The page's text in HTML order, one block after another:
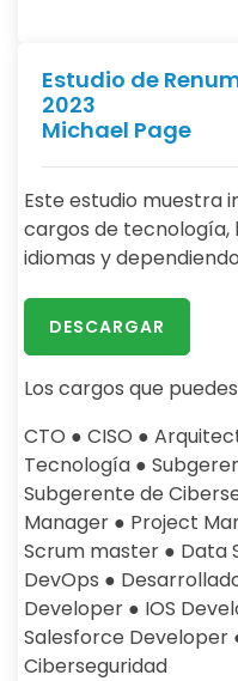
Estudio de
2023
Michael Page
Este estudio muestra
cargos de tecnología,
idiomas y
DESCARGAR
Los cargos que
CTO ● CISO ●
Tecnología ●
Subgerente de
Manager ● Project
Scrum master ● Data
DevOps ●
Developer ● IOS
Salesforce Developer
Ciberseguridad